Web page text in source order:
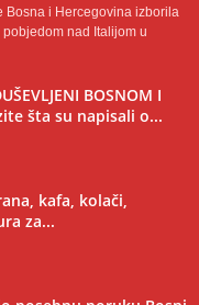
Bosna i Hercegovina izborila
nad Italijom u
BOSNOM I
šta su napisali o...
kafa, kolači,
za...